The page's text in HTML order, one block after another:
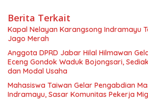
Berita Terkait
Kapal Nelayan Karangsong Indramayu
Jago Merah
Anggota DPRD Jabar Hilal Hilmawan
Eceng Gondok Waduk Bojongsari,
dan Modal Usaha
Mahasiswa Taiwan Gelar Pengabdian
Indramayu, Sasar Komunitas Pekerja